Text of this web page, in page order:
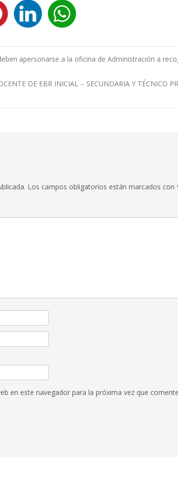
apersonarse a la oficina de Administración a
DE EBR INICIAL – SECUNDARIA Y TÉCNICO
Los campos obligatorios están marcados con
en este navegador para la próxima vez que